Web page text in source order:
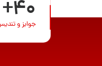
+40
جوایز و